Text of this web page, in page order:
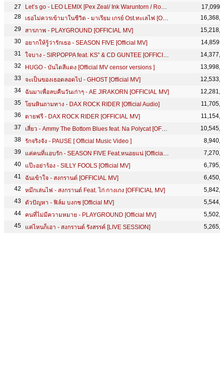
Let’s go - LEO LEMIX [Pex Zeal/ Ink Waruntorn / Room39 / Na Polycat/ MildVocalist/ Singto Numchok ]
เธอไม่ควรเข้ามาในชีวิต - มาเรียม เกรย์ Ost.ทะเลไฟ [Official Audio]
สารภาพ - PLAYGROUND [OFFICIAL MV]
อยากให้รู้ว่ารักเธอ - SEASON FIVE [Official MV]
ใจบาง - SIRPOPPA feat. KS” & CD GUNTEE [OFFICIAL MV]
HUGO - บันไดสีแดง [Official MV censor versions ]
จะเป็นของเธอตลอดไป - GHOST [Official MV]
ฉันมาเพื่อลบคืนวันเก่าๆ - AE JIRAKORN [OFFICIAL MV]
โยนหินถามทาง - DAX ROCK RIDER [Official Audio]
ตายฟรี - DAX ROCK RIDER [OFFICIAL MV]
เสี่ยว - Ammy The Bottom Blues feat. Na Polycat [OFFICIAL MV]
รักจริงจัง - PAUSE [ Official Music Video ]
แค่คนที่แอบรัก - SEASON FIVE Feat.หนอยแน่ [Official MV]
แป๊ะอย่าร้อง - SILLY FOOLS [Official MV]
ฉันเข้าใจ - สงกรานต์ [OFFICIAL MV]
หมึกเล่นไฟ - สงกรานต์ Feat. ไก่ กางเกง [OFFICIAL MV]
ตัวปัญหา - ฟิล์ม บงกช [Official MV]
คนที่ไม่มีความหมาย - PLAYGROUND [Official MV]
แค่ไหนก็เอา - สงกรานต์ รังสรรค์ [LIVE SESSION]